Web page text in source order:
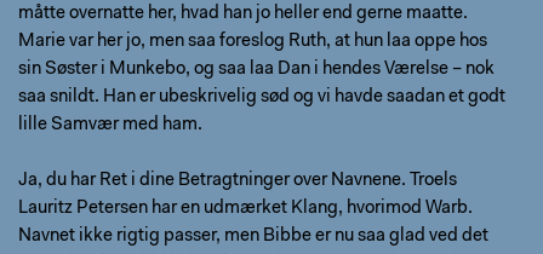
måtte overnatte her, hvad han jo heller end gerne maatte.
Marie var her jo, men saa foreslog Ruth, at hun laa oppe hos
sin Søster i Munkebo, og saa laa Dan i hendes Værelse – nok
saa snildt. Han er ubeskrivelig sød og vi havde saadan et godt
lille Samvær med ham.
Ja, du har Ret i dine Betragtninger over Navnene. Troels
Lauritz Petersen har en udmærket Klang, hvorimod Warb.
Navnet ikke rigtig passer, men Bibbe er nu saa glad ved det